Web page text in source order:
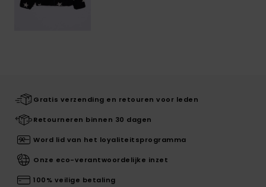
Gratis verzending en retouren voor leden
Retourneren binnen 30 dagen
Word lid van het loyaliteitsprogramma
Onze eco-verantwoordelijke inzet
100% veilige betaling